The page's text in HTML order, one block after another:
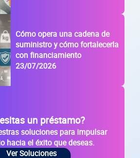
Cómo opera una cadena de
suministro y cómo fortalecerla
con financiamiento
23/07/2026
un préstamo?
soluciones para impulsar
hacia el éxito que deseas.
Ver Soluciones
tu identidad fiscal — nunca lo compartimos con
Calle